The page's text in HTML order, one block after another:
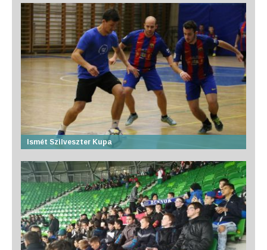
Ismét Szilveszter Kupa